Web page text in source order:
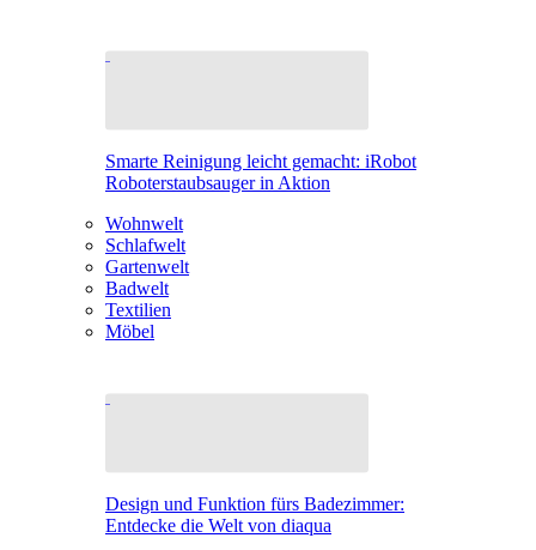
Smarte Reinigung leicht gemacht: iRobot
Roboterstaubsauger in Aktion
Wohnwelt
Schlafwelt
Gartenwelt
Badwelt
Textilien
Möbel
Design und Funktion fürs Badezimmer:
Entdecke die Welt von diaqua